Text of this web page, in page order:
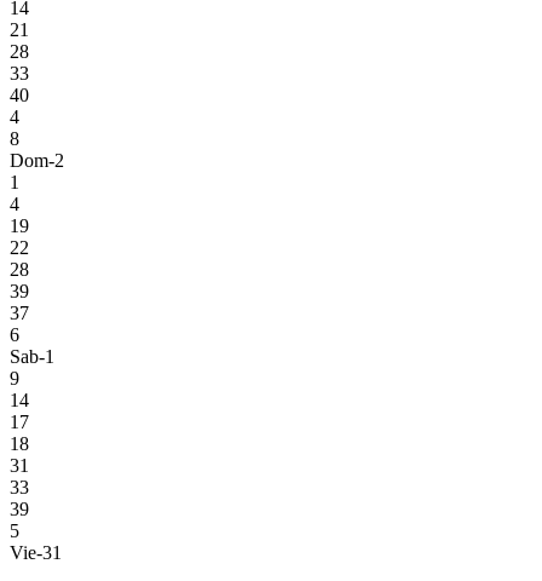
14
21
28
33
40
4
8
Dom-2
1
4
19
22
28
39
37
6
Sab-1
9
14
17
18
31
33
39
5
Vie-31